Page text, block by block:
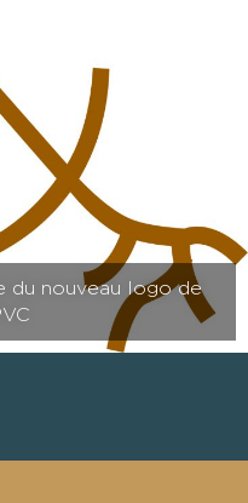
du nouveau logo de